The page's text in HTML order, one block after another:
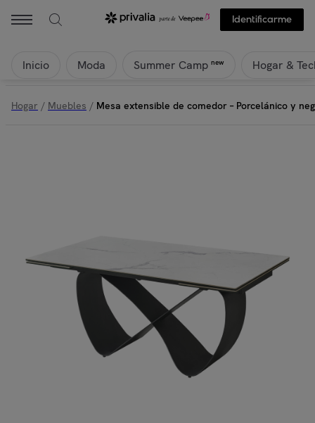
Identificarme
Inicio Moda Summer Camp new Hogar &
Hogar / Muebles / Mesa extensible de comedor – Porcelánico y